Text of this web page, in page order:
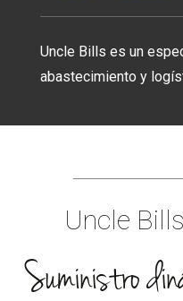
Uncle Bills es un
abastecimiento y
MUEBLE
Uncle
Suministro